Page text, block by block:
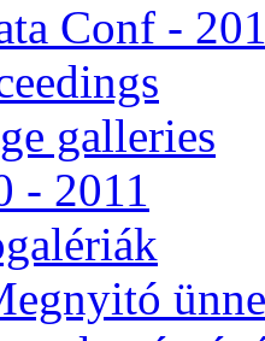
Conf -
gal­le­ri­es
- 2011